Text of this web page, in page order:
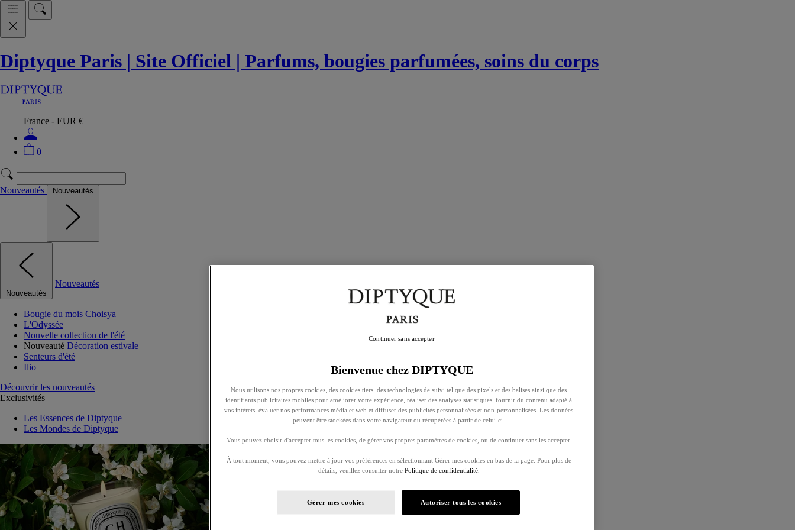
Diptyque Paris | Site Officiel | Parfums, bougies parfumées, soins du corps
France - EUR €
0
Nouveautés Nouveautés
Nouveautés
Nouveautés
Bougie du mois Choisya
L'Odyssée
Nouvelle collection de l'été
Nouveauté Décoration estivale
Senteurs d'été
Ilio
Découvrir les nouveautés
Exclusivités
Les Essences de Diptyque
Les Mondes de Diptyque
Bienvenue chez DIPTYQUE
Nous utilisons nos propres cookies, des cookies tiers, des technologies de suivi tel que des pixels et des balises ainsi que des
identifiants publicitaires mobiles pour améliorer votre expérience, réaliser des analyses statistiques, fournir du contenu adapté à
vos intérets, évaluer nos performances média et web et diffuser des publicités personnalisées et non-personnalisées. Les données
peuvent être stockées dans votre navigateur ou récupérées à partir de celui-ci.
Vous pouvez choisir d'accepter tous les cookies, de gérer vos propres paramètres de cookies, ou de continuer sans les accepter.
À tout moment, vous pouvez mettre à jour vos préférences en sélectionnant Gérer mes cookies en bas de la page. Pour plus de
détails, veuillez consulter notre Politique de confidentialité.
Gérer mes cookies Autoriser tous les cookies
Continuer sans accepter